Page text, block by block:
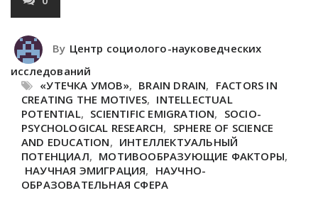
By Центр социолого-науковедческих
исследований
«УТЕЧКА УМОВ», BRAIN DRAIN, FACTORS IN
CREATING THE MOTIVES, INTELLECTUAL
POTENTIAL, SCIENTIFIC EMIGRATION, SOCIO-
PSYCHOLOGICAL RESEARCH, SPHERE OF SCIENCE
AND EDUCATION, ИНТЕЛЛЕКТУАЛЬНЫЙ
ПОТЕНЦИАЛ, МОТИВООБРАЗУЮЩИЕ ФАКТОРЫ,
НАУЧНАЯ ЭМИГРАЦИЯ, НАУЧНО-
ОБРАЗОВАТЕЛЬНАЯ СФЕРА